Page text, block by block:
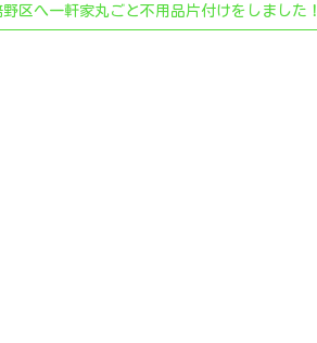
区へ一軒家丸ごと不用品片付けをしました！